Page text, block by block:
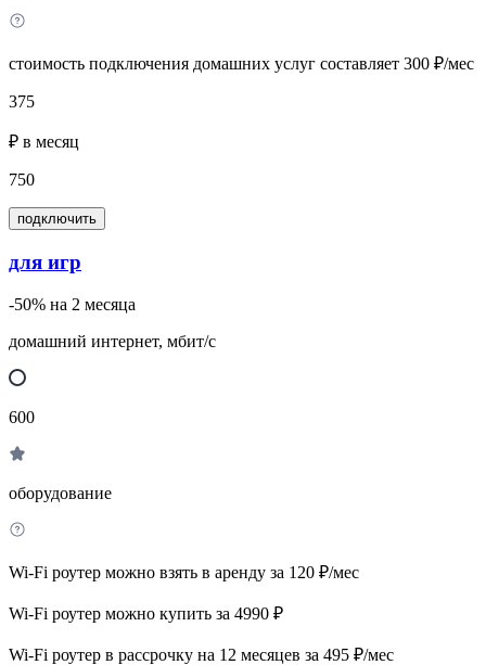
стоимость подключения домашних услуг составляет 300 ₽/мес
375
₽ в месяц
750
подключить
для игр
-50% на 2 месяца
домашний интернет, мбит/с
600
оборудование
Wi-Fi роутер можно взять в аренду за 120 ₽/мес
Wi-Fi роутер можно купить за 4990 ₽
Wi-Fi роутер в рассрочку на 12 месяцев за 495 ₽/мес